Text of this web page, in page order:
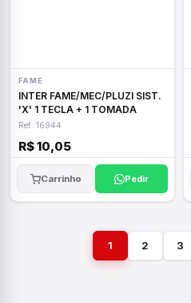
FAME
INTER FAME/MEC/PLUZI SIST.
'X' 1 TECLA + 1 TOMADA
Ref: 16944
R$ 10,05
Carrinho Pedir
1 2 3